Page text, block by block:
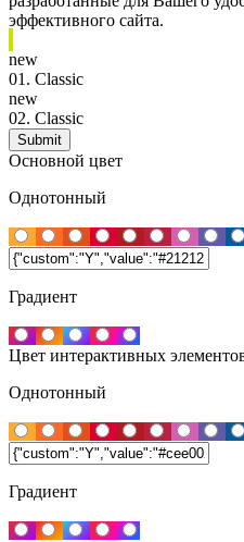
эффективного сайта.
new
01. Classic
new
02. Classic
Основной цвет
Однотонный
Градиент
Цвет интерактивных
Однотонный
Градиент